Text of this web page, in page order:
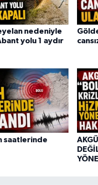
nedeniyle
yolu 1 aydır
saatlerinde